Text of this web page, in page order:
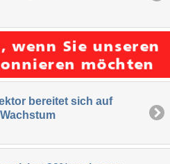
bereitet sich auf